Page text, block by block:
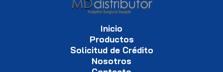
Inicio
Productos
Solicitud de Crédito
Nosotros